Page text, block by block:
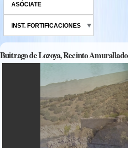
ASÓCIATE
INST. FORTIFICACIONES
Buitrago de Lozoya, Recinto Amurallado